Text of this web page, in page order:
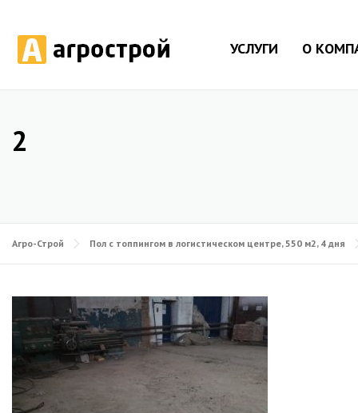
УСЛУГИ О
2
Агро-Строй Пол с топпингом в логистическом центре, 550 м2, 4 дня